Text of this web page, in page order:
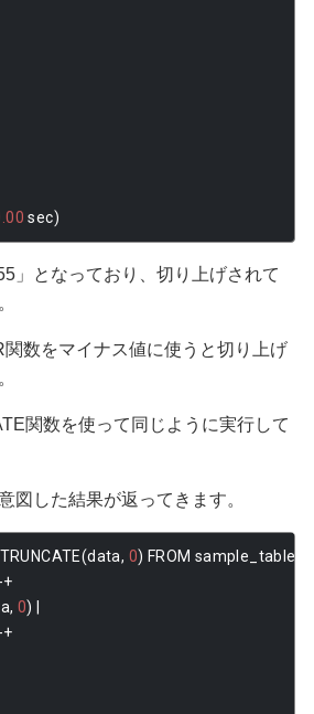
sec)
」となっており、切り上げされて
関数をマイナス値に使うと切り上げ
関数を使って同じように実行して
図した結果が返ってきます。
(data, 0) FROM sample_table
, 0)